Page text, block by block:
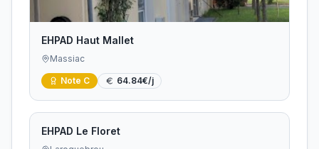
EHPAD Haut Mallet
Massiac
Note C 64.84€/j
EHPAD Le Floret